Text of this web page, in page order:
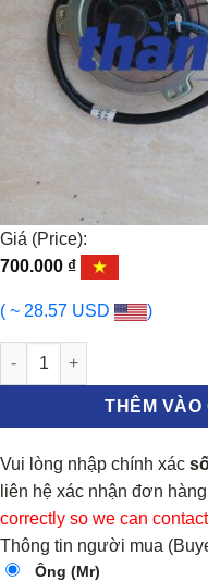
Giá (Price):
700.000 ₫
( ~ 28.57 USD )
MOTOR QUẠT DÀN
THÊM VÀO
Vui lòng nhập chính xác
liên hệ xác nhận đơn
correctly so we can
Thông tin người mua
Ông (Mr)